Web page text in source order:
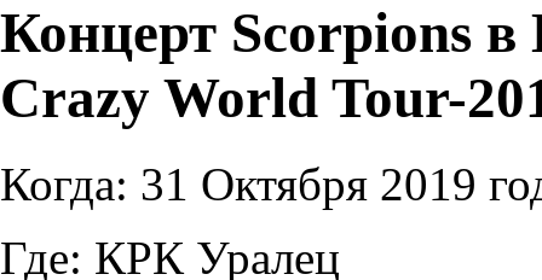
Концерт Scorpions в
Crazy World Tour-
Когда: 31 Октября 2019
Где: КРК Уралец